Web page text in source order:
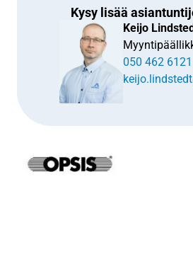
Kysy lisää
Keijo
050 462 6121